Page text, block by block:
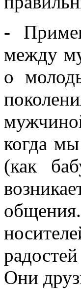
-
между
о
когда
(как
Они